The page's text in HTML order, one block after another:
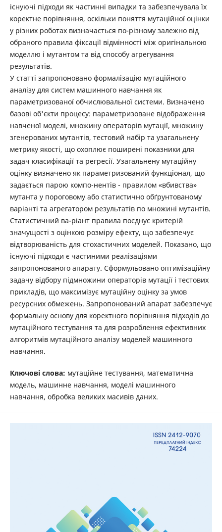
існуючі підходи як частинні випадки та забезпечувала їх
коректне порівняння, оскільки поняття мутаційної оцінки
у різних роботах визначається по-різному залежно від
обраного правила фіксації відмінності між оригінальною
моделлю і мутантом та від способу агрегування
результатів.
У статті запропоновано формалізацію мутаційного
аналізу для систем машинного навчання як
параметризованої обчислювальної системи. Визначено
базові об'єкти процесу: параметризоване відображення
навченої моделі, множину операторів мутації, множину
згенерованих мутантів, тестовий набір та узагальнену
метрику якості, що охоплює поширені показники для
задач класифікації та регресії. Узагальнену мутаційну
оцінку визначено як параметризований функціонал, що
задається парою компо-нентів - правилом «вбивства»
мутанта у пороговому або статистично обґрунтованому
варіанті та агрегатором результатів по множині мутантів.
Статистичний ва-ріант правила поєднує критерій
значущості з оцінкою розміру ефекту, що забезпечує
відтворюваність для стохастичних моделей. Показано, що
існуючі підходи є частиними реалізаціями
запропонованого апарату. Сформульовано оптимізаційну
задачу відбору підмножини операторів мутації і тестових
прикладів, що максимізує мутаційну оцінку за умов
ресурсних обмежень. Запропонований апарат забезпечує
формальну основу для коректного порівняння підходів до
мутаційного тестування та для розроблення ефективних
алгоритмів мутаційного аналізу моделей машинного
навчання.
Ключові слова: мутаційне тестування, математична
модель, машинне навчання, моделі машинного
навчання, обробка великих масивів даних.